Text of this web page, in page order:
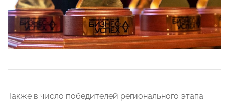
Также в число победителей регионального этапа